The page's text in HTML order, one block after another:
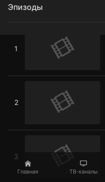
Главная ТВ-каналы
Эпизоды
1
2
3